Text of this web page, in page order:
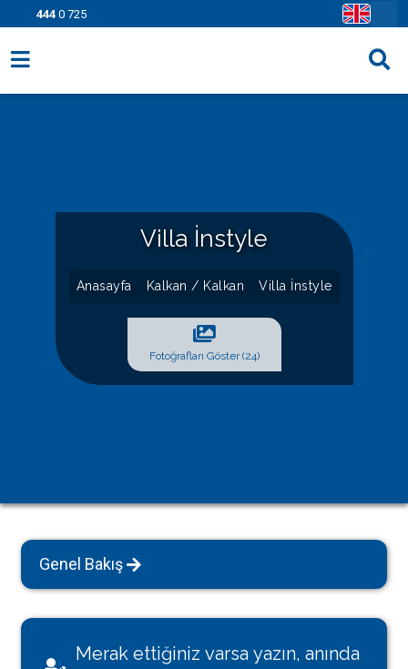
444 0 725
Villa İnstyle
Anasayfa Kalkan / Kalkan Villa İnstyle
Fotoğrafları Göster (24)
Genel Bakış
Merak ettiğiniz varsa yazın, anında